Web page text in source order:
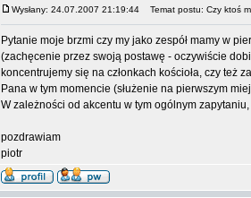
Wysłany: 24.07.2007 21:19:44 Temat postu: Czy ktoś
Pytanie moje brzmi czy my jako zespół mamy w
(zachęcenie przez swoją postawę - oczywiście
koncentrujemy się na członkach kościoła, czy
Pana w tym momencie (służenie na pierwszym
W zależności od akcentu w tym ogólnym
pozdrawiam
piotr